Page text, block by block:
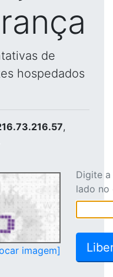
de
hospedados
,
imagem]
Digite
lado no